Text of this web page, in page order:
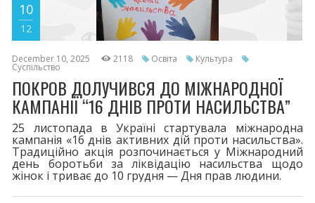
10
12
December 10, 2025 2118 Освіта Культура
Суспільство
ПОКРОВ ДОЛУЧИВСЯ ДО МІЖНАРОДНОЇ
КАМПАНІЇ “16 ДНІВ ПРОТИ НАСИЛЬСТВА”
25 листопада в Україні стартувала міжнародна
кампанія «16 днів активних дій проти насильства».
Традиційно акція розпочинається у Міжнародний
день боротьби за ліквідацію насильства щодо
жінок і триває до 10 грудня — Дня прав людини.